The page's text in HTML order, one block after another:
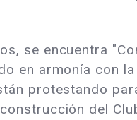
se encuentra
en armonía con
protestando
del